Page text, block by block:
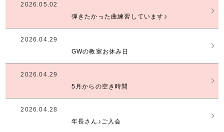
2026.05.02
弾きたかった曲練習しています♪
2026.04.29
GWの教室お休み日
2026.04.29
5月からの空き時間
2026.04.28
年長さん♪ご入会